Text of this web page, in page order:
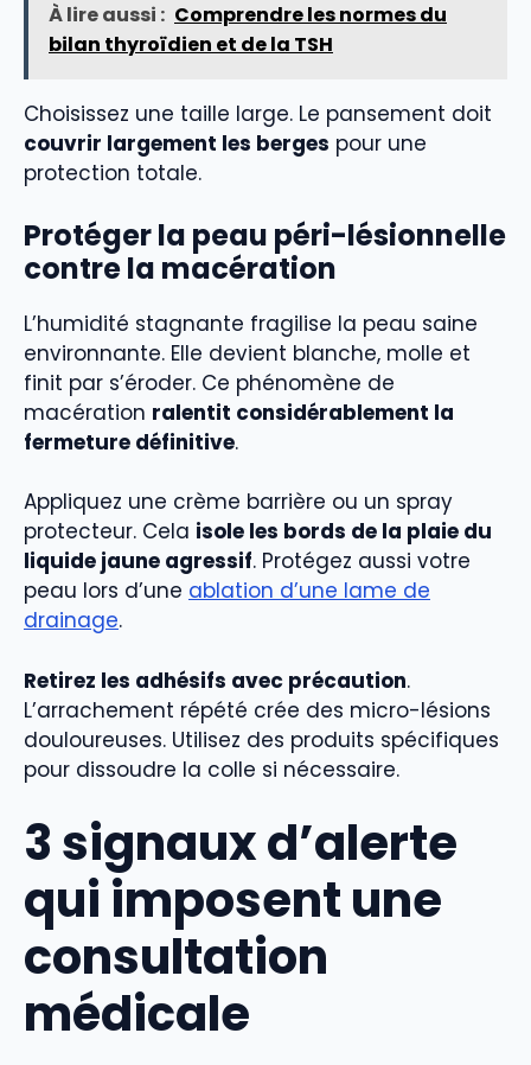
À lire aussi : Comprendre les normes du
bilan thyroïdien et de la TSH
Choisissez une taille large. Le pansement doit
couvrir largement les berges pour une
protection totale.
Protéger la peau péri-lésionnelle
contre la macération
L’humidité stagnante fragilise la peau saine
environnante. Elle devient blanche, molle et
finit par s’éroder. Ce phénomène de
macération ralentit considérablement la
fermeture définitive.
Appliquez une crème barrière ou un spray
protecteur. Cela isole les bords de la plaie du
liquide jaune agressif. Protégez aussi votre
peau lors d’une ablation d’une lame de
drainage.
Retirez les adhésifs avec précaution.
L’arrachement répété crée des micro-lésions
douloureuses. Utilisez des produits spécifiques
pour dissoudre la colle si nécessaire.
3 signaux d’alerte
qui imposent une
consultation
médicale